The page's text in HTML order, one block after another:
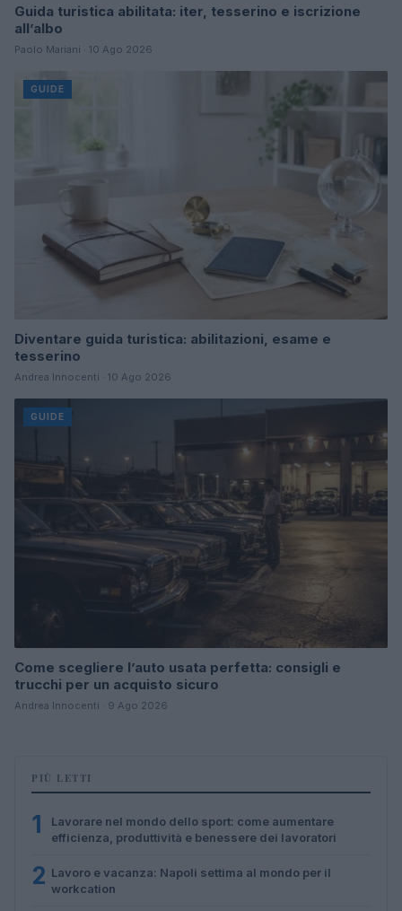
Guida turistica abilitata: iter, tesserino e iscrizione
all’albo
Paolo Mariani · 10 Ago 2026
GUIDE
Diventare guida turistica: abilitazioni, esame e
tesserino
Andrea Innocenti · 10 Ago 2026
GUIDE
Come scegliere l’auto usata perfetta: consigli e
trucchi per un acquisto sicuro
Andrea Innocenti · 9 Ago 2026
PIÙ LETTI
1
Lavorare nel mondo dello sport: come aumentare
efficienza, produttività e benessere dei lavoratori
2 Lavoro e vacanza: Napoli settima al mondo per il
workcation